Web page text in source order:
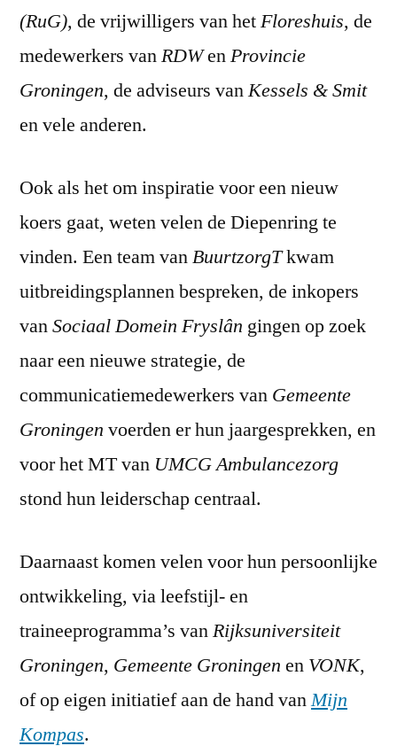
(RuG), de vrijwilligers van hetFloreshuis, de
medewerkers vanRDWenProvincie
Groningen, de adviseurs vanKessels & Smit
en vele anderen.
Ook als het om inspiratie voor een nieuw
koers gaat, weten velen de Diepenring te
vinden. Een team vanBuurtzorgTkwam
uitbreidingsplannen bespreken, de inkopers
vanSociaal Domein Fryslân gingen op zoek
naar een nieuwe strategie, de
communicatiemedewerkers van Gemeente
Groningen voerden er hun jaargesprekken, en
voor het MT van UMCG Ambulancezorg
stond hun leiderschap centraal.
Daarnaast komen velen voor hun persoonlijke
ontwikkeling, via leefstijl- en
traineeprogramma’s vanRijksuniversiteit
Groningen, Gemeente Groningen en VONK,
of op eigen initiatief aan de hand vanMijn
Kompas.